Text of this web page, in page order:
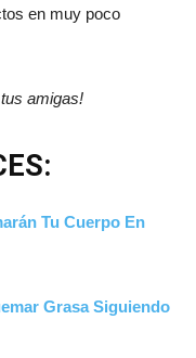
en muy poco
amigas!
Tu Cuerpo En
Grasa Siguiendo